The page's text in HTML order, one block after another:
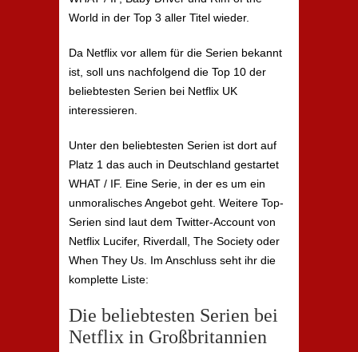
World in der Top 3 aller Titel wieder.
Da Netflix vor allem für die Serien bekannt
ist, soll uns nachfolgend die Top 10 der
beliebtesten Serien bei Netflix UK
interessieren.
Unter den beliebtesten Serien ist dort auf
Platz 1 das auch in Deutschland gestartet
WHAT / IF. Eine Serie, in der es um ein
unmoralisches Angebot geht. Weitere Top-
Serien sind laut dem Twitter-Account von
Netflix Lucifer, Riverdall, The Society oder
When They Us. Im Anschluss seht ihr die
komplette Liste:
Die beliebtesten Serien bei
Netflix in Großbritannien